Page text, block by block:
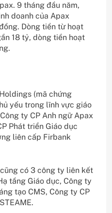
9 tháng đầu năm,
doanh của Apax
Dòng tiền từ hoạt
18 tỷ, dòng tiền hoạt
(mã chứng
yếu trong lĩnh vực giáo
ty CP Anh ngữ Apax
Phát triển Giáo dục
liên cấp Firbank
có 3 công ty liên kết
tầng Giáo dục, Công ty
tạo CMS, Công ty CP